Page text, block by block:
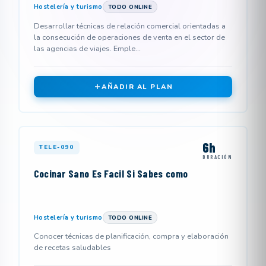
Hostelería y turismo TODO ONLINE
Desarrollar técnicas de relación comercial orientadas a
la consecución de operaciones de venta en el sector de
las agencias de viajes. Emple...
AÑADIR AL PLAN
TELE-090 6h
DURACIÓN
Cocinar Sano Es Facil Si Sabes como
Hostelería y turismo TODO ONLINE
Conocer técnicas de planificación, compra y elaboración
de recetas saludables